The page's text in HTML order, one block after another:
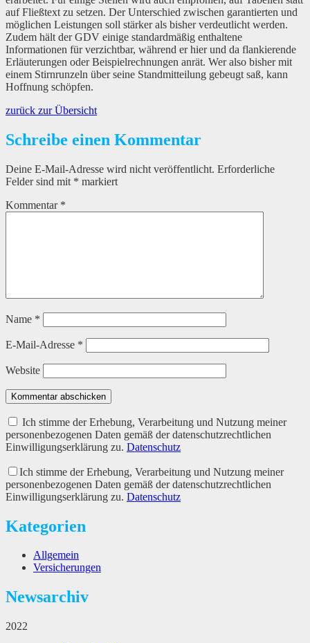
auf Fließtext zu setzen. Der Unterschied zwischen garantierten und
möglichen Leistungen soll stärker als bisher verdeutlicht werden.
Zudem hält der GDV einige standardmäßig enthaltene
Informationen für verzichtbar, während er hier und da flankierende
Erläuterungen oder Beispielrechnungen anrät. Wer also bisher mit
einem Stirnrunzeln über seine Standmitteilung gebeugt saß, kann
Hoffnung schöpfen.
zurück zur Übersicht
Schreibe einen Kommentar
Deine E-Mail-Adresse wird nicht veröffentlicht. Erforderliche
Felder sind mit * markiert
Kommentar *
Name *
E-Mail-Adresse *
Website
Kommentar abschicken
Ich stimme der Erhebung, Verarbeitung und Nutzung meiner
personenbezogenen Daten gemäß der datenschutzrechtlichen
Einwilligungserklärung zu. Datenschutz
Ich stimme der Erhebung, Verarbeitung und Nutzung meiner
personenbezogenen Daten gemäß der datenschutzrechtlichen
Einwilligungserklärung zu. Datenschutz
Kategorien
Allgemein
Versicherungen
Newsarchiv
2022